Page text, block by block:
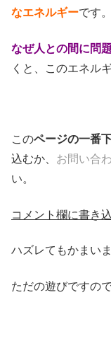
なエネルギーです。
なぜ人との間に問
くと、このエネル
このページの一番
込むか、 お問い合
い。
コメント欄に書き
ハズレてもかまい
ただの遊びですの